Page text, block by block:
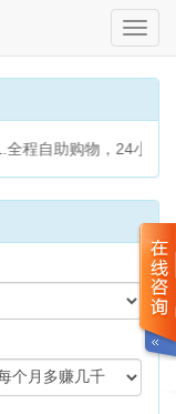
切
换
导
自助购物，24小时